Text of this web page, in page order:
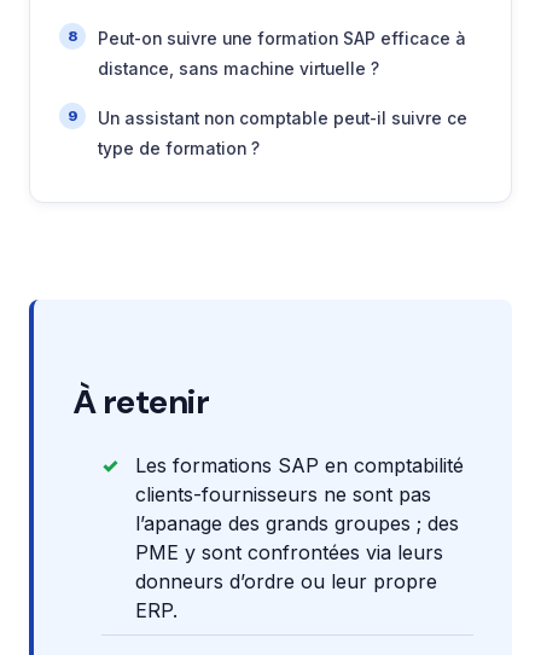
Peut-on suivre une formation SAP efficace à
distance, sans machine virtuelle ?
Un assistant non comptable peut-il suivre ce
type de formation ?
À retenir
Les formations SAP en comptabilité
clients-fournisseurs ne sont pas
l’apanage des grands groupes ; des
PME y sont confrontées via leurs
donneurs d’ordre ou leur propre
ERP.